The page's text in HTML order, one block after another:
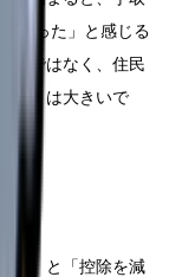
がった」と感じる
のではなく、住民
クトは大きいで
る」と「控除を減